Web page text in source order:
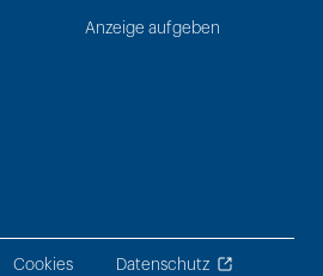
Anzeige aufgeben
Cookies Datenschutz